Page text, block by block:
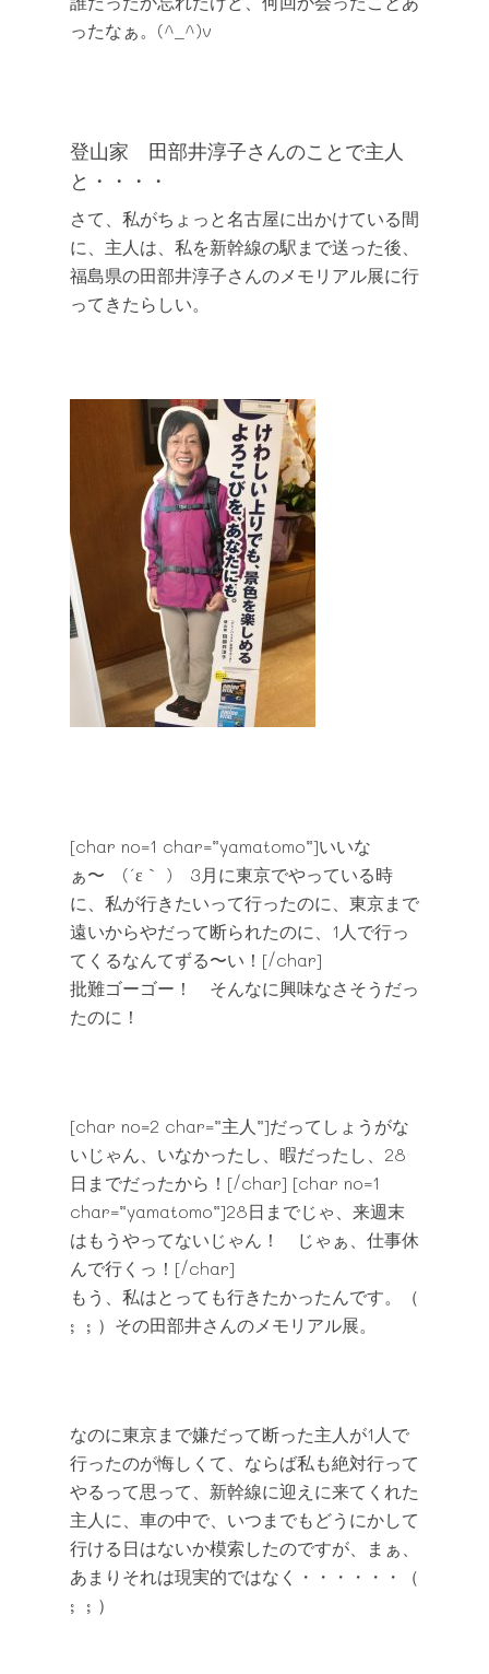
ったなぁ。(^_^)v
登山家 田部井淳子さんのことで主人
と・・・・
さて、私がちょっと名古屋に出かけている間
に、主人は、私を新幹線の駅まで送った後、
福島県の田部井淳子さんのメモリアル展に行
ってきたらしい。
[char no=1 char=”yamatomo”]いいな
ぁ〜 (´ε｀ ) 3月に東京でやっている時
に、私が行きたいって行ったのに、東京まで
遠いからやだって断られたのに、1人で行っ
てくるなんてずる〜い！[/char]
批難ゴーゴー！ そんなに興味なさそうだっ
たのに！
[char no=2 char=”主人”]だってしょうがな
いじゃん、いなかったし、暇だったし、28
日までだったから！[/char] [char no=1
char=”yamatomo”]28日までじゃ、来週末
はもうやってないじゃん！ じゃぁ、仕事休
んで行くっ！[/char]
もう、私はとっても行きたかったんです。（
; ; ）その田部井さんのメモリアル展。
なのに東京まで嫌だって断った主人が1人で
行ったのが悔しくて、ならば私も絶対行って
やるって思って、新幹線に迎えに来てくれた
主人に、車の中で、いつまでもどうにかして
行ける日はないか模索したのですが、まぁ、
あまりそれは現実的ではなく・・・・・・（
; ; ）